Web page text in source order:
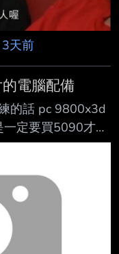
3天前
電腦配備
的話 pc 9800x3d
定要買5090才能
希望可以本地模
my Xiaomi
很久了 十萬左右
謝 10萬應該很快
仙劍或真人活俠